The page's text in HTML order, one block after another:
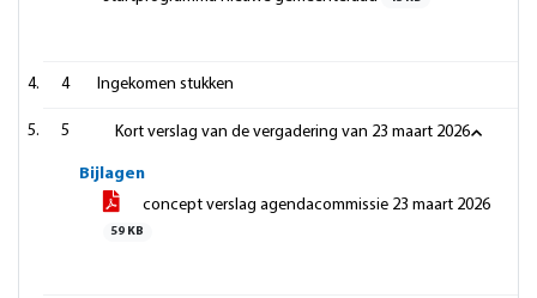
4 Ingekomen stukken
5 Kort verslag van de vergadering van 23 maart 2026
Bijlagen
concept verslag agendacommissie 23 maart 2026
59 KB